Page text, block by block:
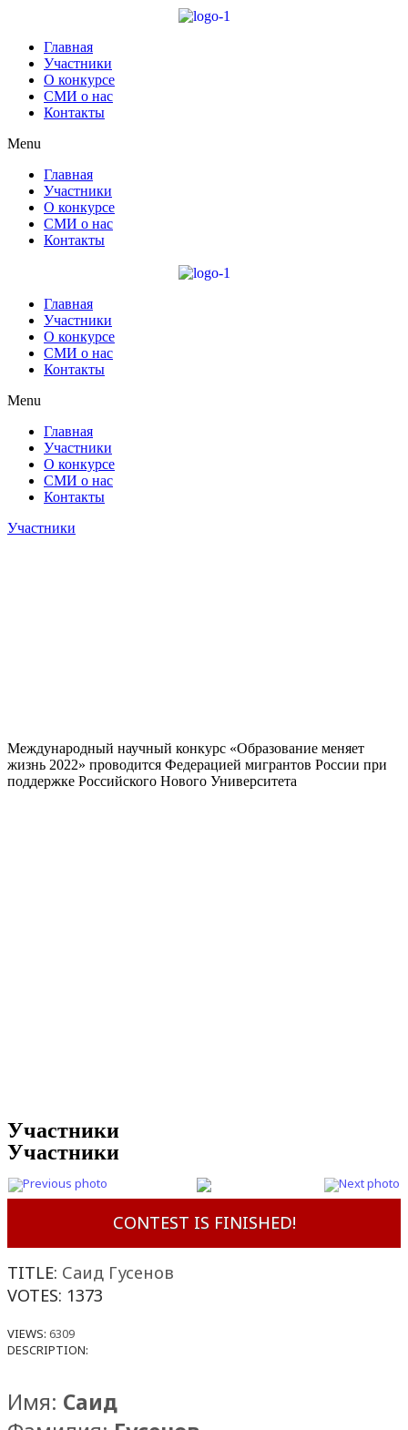
Главная
Участники
О конкурсе
СМИ о нас
Контакты
Menu
Главная
Участники
О конкурсе
СМИ о нас
Контакты
Главная
Участники
О конкурсе
СМИ о нас
Контакты
Menu
Главная
Участники
О конкурсе
СМИ о нас
Контакты
Участники
Международный научный конкурс «Образование меняет
жизнь 2022» проводится Федерацией мигрантов России при
поддержке Российского Нового Университета
Участники
Участники
CONTEST IS FINISHED!
TITLE: Саид Гусенов
VOTES: 1373
VIEWS: 6309
DESCRIPTION:
Имя: Саид